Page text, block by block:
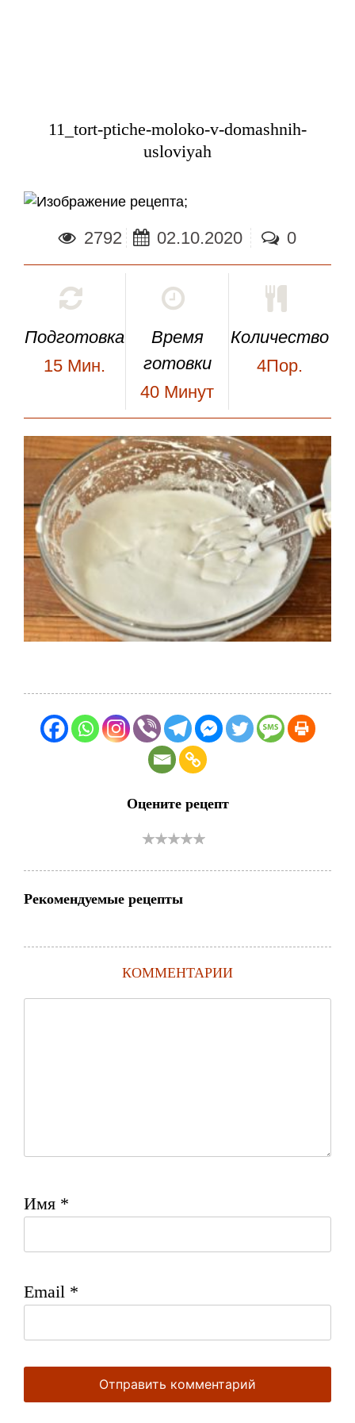
11_tort-ptiche-moloko-v-domashnih-
usloviyah
;
2792 02.10.2020 0
Подготовка
15 Мин.
Время
готовки
40 Минут
Количество
4Пор.
Оцените рецепт
Рекомендуемые рецепты
КОММЕНТАРИИ
Имя *
Email *